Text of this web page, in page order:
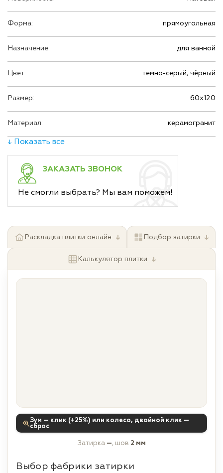
Форма: прямоугольная
Назначение: для ванной
Цвет: темно-серый, чёрный
Размер: 60х120
Материал: керамогранит
↓ Показать все
ЗАКАЗАТЬ ЗВОНОК
Не смогли выбрать? Мы вам поможем!
Раскладка плитки онлайн ↓ Подбор затирки ↓
Калькулятор плитки ↓
Зум — клик (+25%) или колесо, двойной клик —
сброс
Затирка —, шов 2 мм
Выбор фабрики затирки